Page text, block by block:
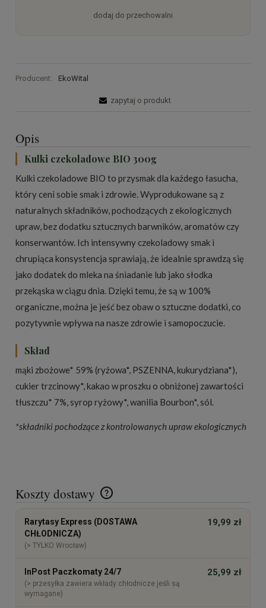
dodaj do przechowalni
Producent: EkoWital
zapytaj o produkt
Opis
Kulki czekoladowe BIO 300g
Kulki czekoladowe BIO to przysmak dla każdego łasucha,
który ceni sobie smak i zdrowie. Wyprodukowane są z
naturalnych składników, pochodzących z ekologicznych
upraw, bez dodatku sztucznych barwników, aromatów czy
konserwantów. Ich intensywny czekoladowy smak i
chrupiąca konsystencja sprawiają, że idealnie sprawdzą się
jako dodatek do mleka na śniadanie lub jako słodka
przekąska w ciągu dnia. Dzięki temu, że są w 100%
organiczne, można je jeść bez obaw o sztuczne dodatki, co
pozytywnie wpływa na nasze zdrowie i samopoczucie.
Skład
mąki zbożowe* 59% (ryżowa*, PSZENNA, kukurydziana*),
cukier trzcinowy*, kakao w proszku o obniżonej zawartości
tłuszczu* 7%, syrop ryżowy*, wanilia Bourbon*, sól.
*składniki pochodzące z kontrolowanych upraw ekologicznych
Koszty dostawy
Cena nie zawiera ewentualnych kosztów płatności
Rarytasy Express (DOSTAWA
CHŁODNICZA)
(> TYLKO Wrocław)
19,99 zł
InPost Paczkomaty 24/7
(> przesyłka zawiera wkłady chłodnicze jeśli są
wymagane)
25,99 zł